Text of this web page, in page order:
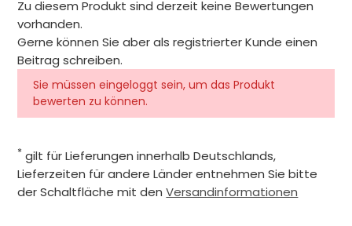
Zu diesem Produkt sind derzeit keine Bewertungen
vorhanden.
Gerne können Sie aber als registrierter Kunde einen
Beitrag schreiben.
Sie müssen eingeloggt sein, um das Produkt
bewerten zu können.
* gilt für Lieferungen innerhalb Deutschlands,
Lieferzeiten für andere Länder entnehmen Sie bitte
der Schaltfläche mit denVersandinformationen